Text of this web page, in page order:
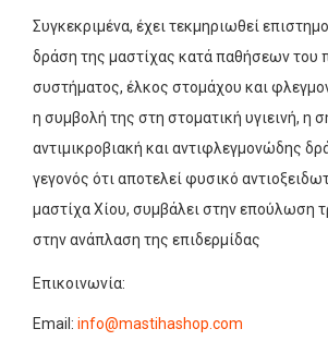
Συγκεκριμένα, έχει τεκμηριωθεί
δράση της μαστίχας κατά παθήσεων του
συστήματος, έλκος στομάχου και
η συμβολή της στη στοματική υγιεινή, η
αντιμικροβιακή και αντιφλεγμονώδης
γεγονός ότι αποτελεί φυσικό
μαστίχα Χίου, συμβάλει στην επούλωση
στην ανάπλαση της επιδερμίδας
Επικοινωνία:
Email: info@mastihashop.com